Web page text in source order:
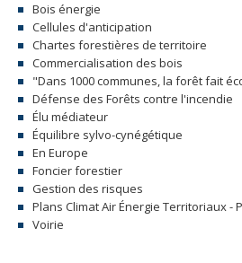
Bois énergie
Cellules d'anticipation
Chartes forestières de territoire
Commercialisation des bois
"Dans 1000 communes, la forêt fait
Défense des Forêts contre l'incendie
Élu médiateur
Équilibre sylvo-cynégétique
En Europe
Foncier forestier
Gestion des risques
Plans Climat Air Énergie Territoriaux -
Voirie